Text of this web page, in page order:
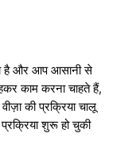
है और आप आसानी से
काम करना चाहते हैं,
की प्रक्रिया चालू
शुरू हो चुकी